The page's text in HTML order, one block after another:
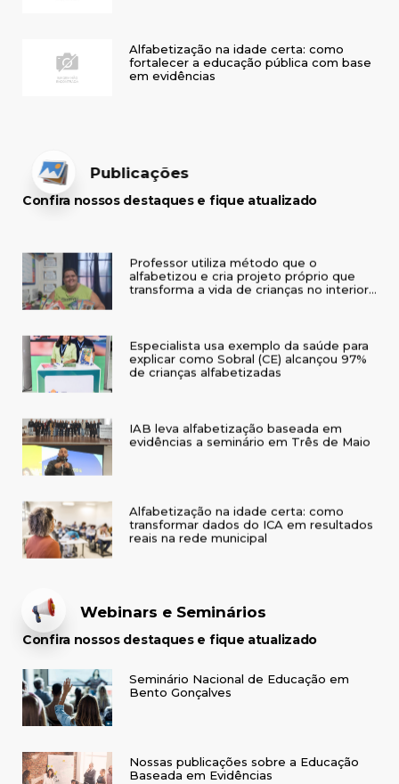
Alfabetização na idade certa: como
fortalecer a educação pública com base
em evidências
Publicações
Confira nossos destaques e fique atualizado
transforma a vida de crianças no interior
do RS
de crianças alfabetizadas
reais na rede municipal
Webinars e Seminários
Confira nossos destaques e fique atualizado
Seminário Nacional de Educação em
Bento Gonçalves
Nossas publicações sobre a Educação
Baseada em Evidências